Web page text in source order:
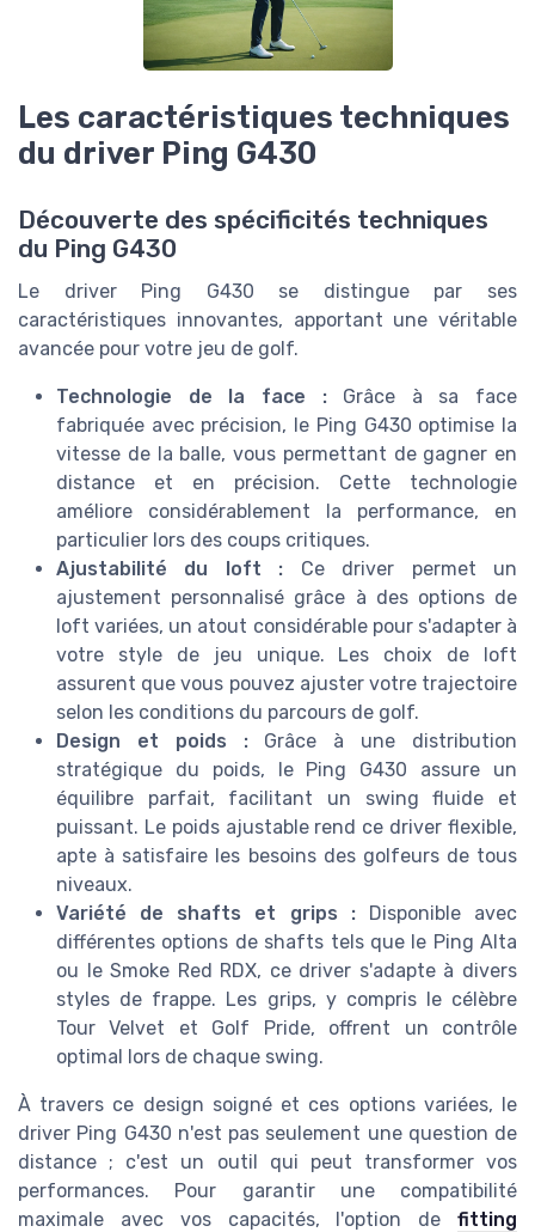
Les caractéristiques techniques
du driver Ping G430
Découverte des spécificités techniques
du Ping G430
Le driver Ping G430 se distingue par ses
caractéristiques innovantes, apportant une véritable
avancée pour votre jeu de golf.
Technologie de la face :Grâce à sa face
fabriquée avec précision, le Ping G430 optimise la
vitesse de la balle, vous permettant de gagner en
distance et en précision. Cette technologie
améliore considérablement la performance, en
particulier lors des coups critiques.
Ajustabilité du loft : Ce driver permet un
ajustement personnalisé grâce à des options de
loft variées, un atout considérable pour s'adapter à
votre style de jeu unique. Les choix de loft
assurent que vous pouvez ajuster votre trajectoire
selon les conditions du parcours de golf.
Design et poids :Grâce à une distribution
stratégique du poids, le Ping G430 assure un
équilibre parfait, facilitant un swing fluide et
puissant. Le poids ajustable rend ce driver flexible,
apte à satisfaire les besoins des golfeurs de tous
niveaux.
Variété de shafts et grips :Disponible avec
différentes options de shafts tels que le Ping Alta
ou le Smoke Red RDX, ce driver s'adapte à divers
styles de frappe. Les grips, y compris le célèbre
Tour Velvet et Golf Pride, offrent un contrôle
optimal lors de chaque swing.
À travers ce design soigné et ces options variées, le
driver Ping G430 n'est pas seulement une question de
distance ; c'est un outil qui peut transformer vos
performances. Pour garantir une compatibilité
maximale avec vos capacités, l'option de fitting